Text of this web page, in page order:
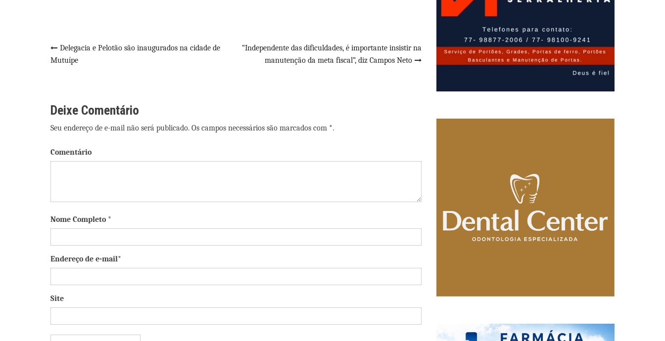
Navegação
Post
Delegacia e Pelotão são inaugurados na cidade de
Mutuípe
“Independente das dificuldades, é importante insistir na
manutenção da meta fiscal”, diz Campos Neto
Deixe Comentário
Seu endereço de e-mail não será publicado. Os campos necessários são marcados com *.
Comentário
Nome Completo *
Endereço de e-mail*
Site